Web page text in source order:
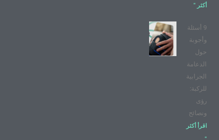
أكثر "
9 أسئلة
وأجوبة
حول
الدعامة
الجرابية
للركبة:
رؤى
ونصائح
اقرأ أكثر